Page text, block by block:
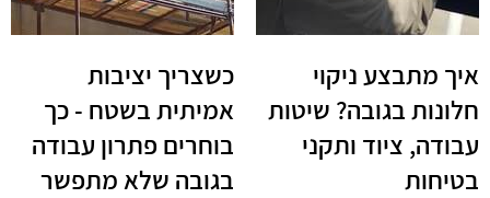
איך מתבצע ניקוי
חלונות בגובה? שיטות
עבודה, ציוד ותקני
בטיחות
כשצריך יציבות
אמיתית בשטח - כך
בוחרים פתרון עבודה
בגובה שלא מתפשר